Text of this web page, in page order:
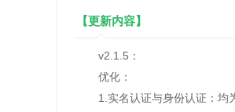
【更新内容】
v2.1.5：
优化：
1.实名认证与身份认证：均